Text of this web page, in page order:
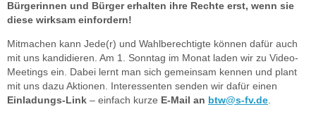
Bürgerinnen und Bürger erhalten ihre Rechte erst, wenn sie
diese wirksam einfordern!
Mitmachen kann Jede(r) und Wahlberechtigte können dafür auch
mit uns kandidieren. Am 1. Sonntag im Monat laden wir zu Video-
Meetings ein. Dabei lernt man sich gemeinsam kennen und plant
mit uns dazu Aktionen. Interessenten senden wir dafür einen
Einladungs-Link – einfach kurze E-Mail an btw@s-fv.de